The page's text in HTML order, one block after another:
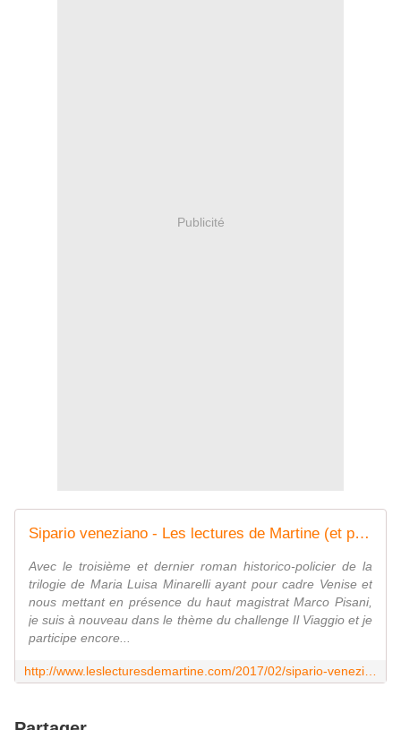
Publicité
Sipario veneziano - Les lectures de Martine (et plus)
Avec le troisième et dernier roman historico-policier de la
trilogie de Maria Luisa Minarelli ayant pour cadre Venise et
nous mettant en présence du haut magistrat Marco Pisani,
je suis à nouveau dans le thème du challenge Il Viaggio et je
participe encore...